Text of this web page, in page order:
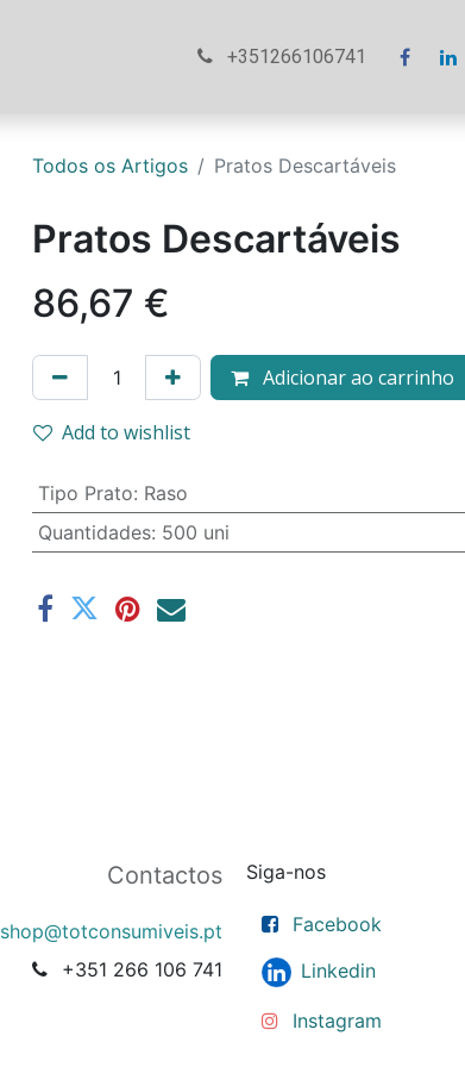
+351266106741
Todos os Artigos Pratos Descartáveis
Pratos Descartáveis
86,67 €
Adicionar ao carrinho
Add to wishlist
Tipo Prato: Raso
Quantidades: 500 uni
Contactos
shop@totconsumiveis.pt
+351 266 106 741
Siga-nos
Facebook
Linkedin
Instagram